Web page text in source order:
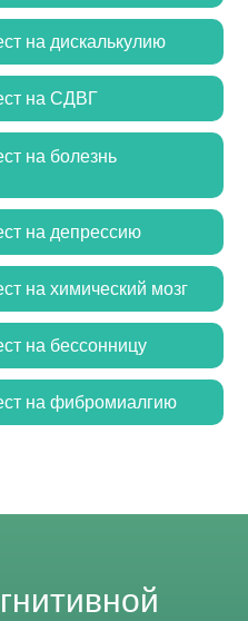
на дискалькулию
на СДВГ
на болезнь
на депрессию
на химический мозг
на бессонницу
на фибромиалгию